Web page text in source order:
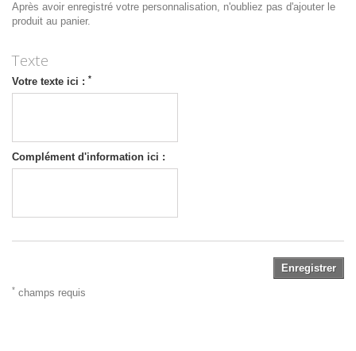
Après avoir enregistré votre personnalisation, n'oubliez pas d'ajouter le
produit au panier.
Texte
Votre texte ici : *
Complément d'information ici :
Enregistrer
* champs requis